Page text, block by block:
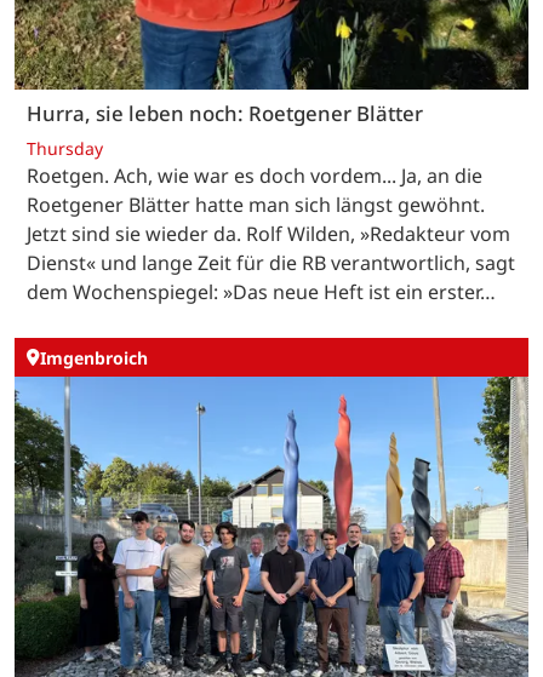
Hurra, sie leben noch: Roetgener Blätter
Thursday
Roetgen. Ach, wie war es doch vordem... Ja, an die
Roetgener Blätter hatte man sich längst gewöhnt.
Jetzt sind sie wieder da. Rolf Wilden, »Redakteur vom
Dienst« und lange Zeit für die RB verantwortlich, sagt
dem Wochenspiegel: »Das neue Heft ist ein erster…
Imgenbroich